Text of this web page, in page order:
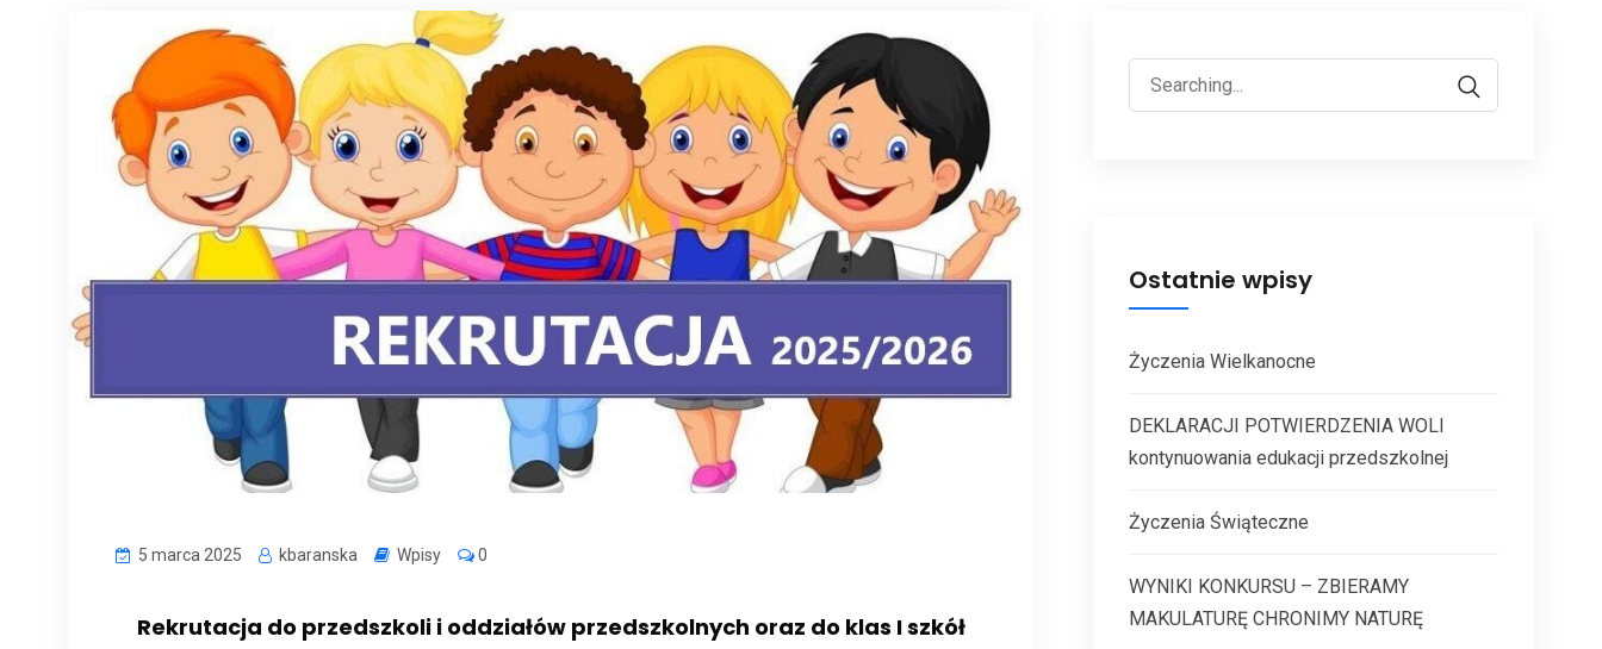
5 marca 2025 kbaranska Wpisy 0
Rekrutacja do przedszkoli i oddziałów przedszkolnych oraz do klas I szkół
Ostatnie wpisy
Życzenia Wielkanocne
DEKLARACJI POTWIERDZENIA WOLI
kontynuowania edukacji przedszkolnej
Życzenia Świąteczne
WYNIKI KONKURSU – ZBIERAMY
MAKULATURĘ CHRONIMY NATURĘ